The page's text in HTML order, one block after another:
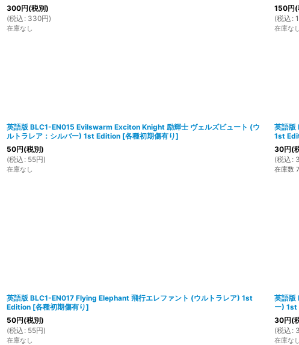
300円(税別)
(税込 : 330円)
在庫なし
150円
(税込 :
在庫なし
英語版 BLC1-EN015 Evilswarm Exciton Knight 励輝士 ヴェルズビュート (ウ
ルトラレア：シルバー) 1st Edition [各種初期傷有り]
50円(税別)
(税込 : 55円)
在庫なし
英語版
1st
30円(
(税込 :
在庫数
英語版 BLC1-EN017 Flying Elephant 飛行エレファント (ウルトラレア) 1st
Edition [各種初期傷有り]
50円(税別)
(税込 : 55円)
在庫なし
英語版
ー)
30円(
(税込 :
在庫なし